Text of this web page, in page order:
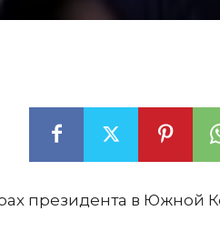
президента в Южной